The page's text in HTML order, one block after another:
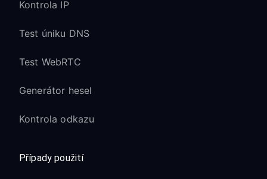
Kontrola IP
Test úniku DNS
Test WebRTC
Generátor hesel
Kontrola odkazu
Případy použití